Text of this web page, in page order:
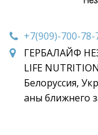
+7(909)-700-78-
ГЕРБАЛАЙФ
LIFE
Белоруссия,
аны ближнего